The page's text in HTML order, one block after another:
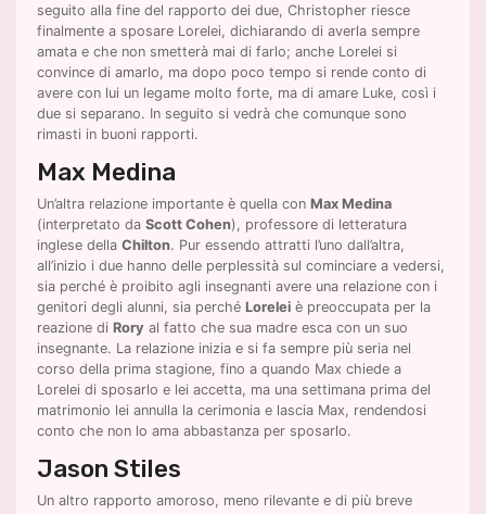
seguito alla fine del rapporto dei due, Christopher riesce
finalmente a sposare Lorelei, dichiarando di averla sempre
amata e che non smetterà mai di farlo; anche Lorelei si
convince di amarlo, ma dopo poco tempo si rende conto di
avere con lui un legame molto forte, ma di amare Luke, così i
due si separano. In seguito si vedrà che comunque sono
rimasti in buoni rapporti.
Max Medina
Un’altra relazione importante è quella con Max Medina
(interpretato daScott Cohen), professore di letteratura
inglese dellaChilton. Pur essendo attratti l’uno dall’altra,
all’inizio i due hanno delle perplessità sul cominciare a vedersi,
sia perché è proibito agli insegnanti avere una relazione con i
genitori degli alunni, sia perché Lorelei è preoccupata per la
reazione di Rory al fatto che sua madre esca con un suo
insegnante. La relazione inizia e si fa sempre più seria nel
corso della prima stagione, fino a quando Max chiede a
Lorelei di sposarlo e lei accetta, ma una settimana prima del
matrimonio lei annulla la cerimonia e lascia Max, rendendosi
conto che non lo ama abbastanza per sposarlo.
Jason Stiles
Un altro rapporto amoroso, meno rilevante e di più breve